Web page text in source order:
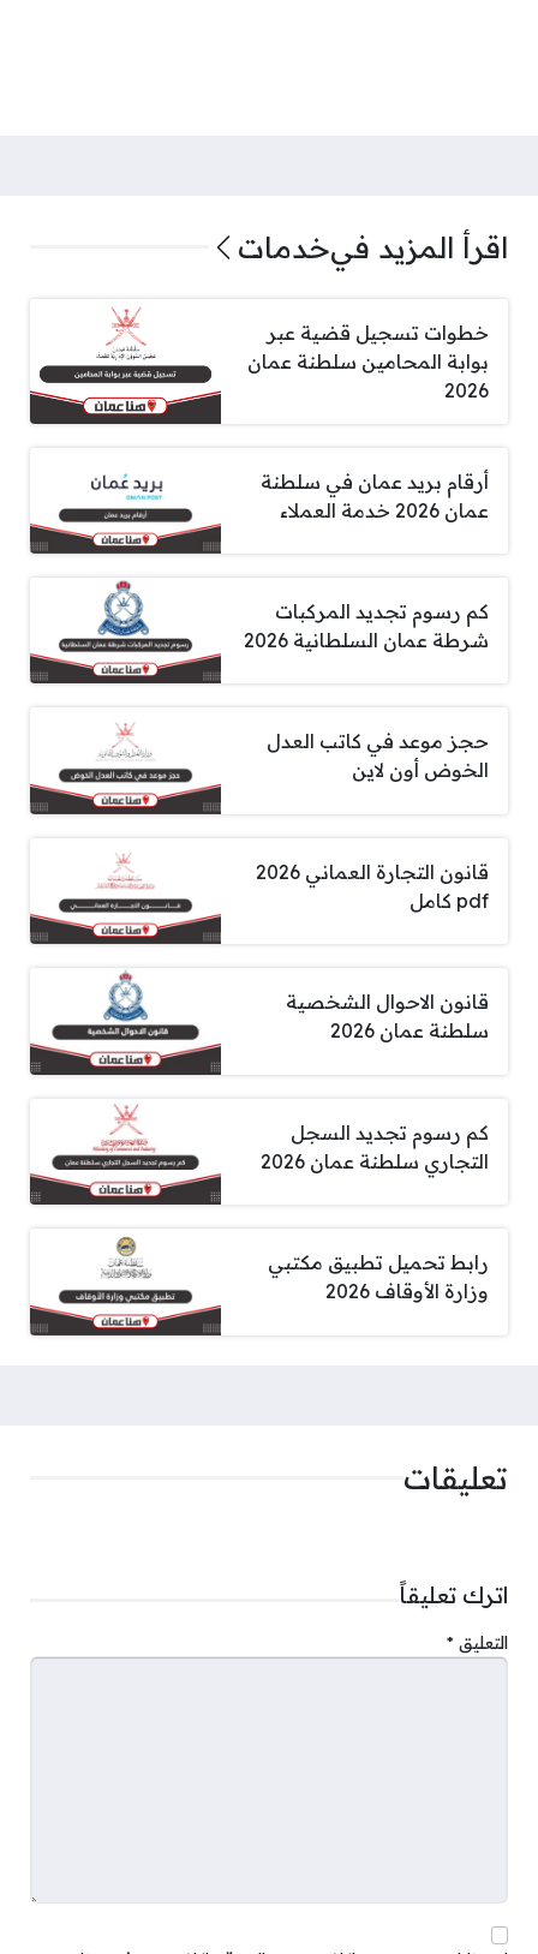
اقرأ المزيد فيخدمات
خطوات تسجيل قضية عبر
بوابة المحامين سلطنة عمان
2026
أرقام بريد عمان في سلطنة
عمان 2026 خدمة العملاء
كم رسوم تجديد المركبات
شرطة عمان السلطانية 2026
حجز موعد في كاتب العدل
الخوض أون لاين
قانون التجارة العماني 2026
pdf كامل
قانون الاحوال الشخصية
سلطنة عمان 2026
كم رسوم تجديد السجل
التجاري سلطنة عمان 2026
رابط تحميل تطبيق مكتبي
وزارة الأوقاف 2026
تعليقات
اترك تعليقاً
التعليق *